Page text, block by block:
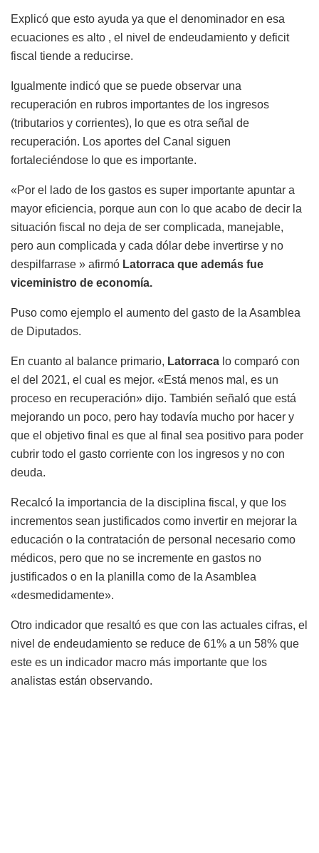
Explicó que esto ayuda ya que el denominador en esa
ecuaciones es alto , el nivel de endeudamiento y deficit
fiscal tiende a reducirse.
Igualmente indicó que se puede observar una
recuperación en rubros importantes de los ingresos
(tributarios y corrientes), lo que es otra señal de
recuperación. Los aportes del Canal siguen
fortaleciéndose lo que es importante.
«Por el lado de los gastos es super importante apuntar a
mayor eficiencia, porque aun con lo que acabo de decir la
situación fiscal no deja de ser complicada, manejable,
pero aun complicada y cada dólar debe invertirse y no
despilfarrase » afirmó Latorraca que además fue
viceministro de economía.
Puso como ejemplo el aumento del gasto de la Asamblea
de Diputados.
En cuanto al balance primario, Latorraca lo comparó con
el del 2021, el cual es mejor. «Está menos mal, es un
proceso en recuperación» dijo. También señaló que está
mejorando un poco, pero hay todavía mucho por hacer y
que el objetivo final es que al final sea positivo para poder
cubrir todo el gasto corriente con los ingresos y no con
deuda.
Recalcó la importancia de la disciplina fiscal, y que los
incrementos sean justificados como invertir en mejorar la
educación o la contratación de personal necesario como
médicos, pero que no se incremente en gastos no
justificados o en la planilla como de la Asamblea
«desmedidamente».
Otro indicador que resaltó es que con las actuales cifras, el
nivel de endeudamiento se reduce de 61% a un 58% que
este es un indicador macro más importante que los
analistas están observando.